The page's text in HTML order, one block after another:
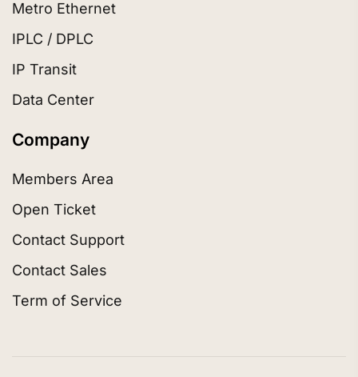
Metro Ethernet
IPLC / DPLC
IP Transit
Data Center
Company
Members Area
Open Ticket
Contact Support
Contact Sales
Term of Service